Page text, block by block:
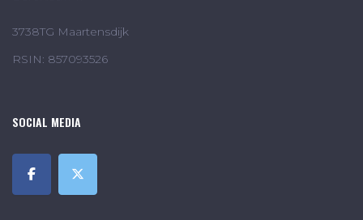
3738TG Maartensdijk
RSIN: 857093526
SOCIAL MEDIA